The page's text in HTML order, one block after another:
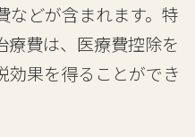
などが含まれます。特
療費は、医療費控除を
効果を得ることができ